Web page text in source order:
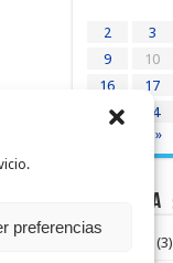
preferencias
2
3
9
10
16
17
23
24
Mar »
Hemeroteca
(3)